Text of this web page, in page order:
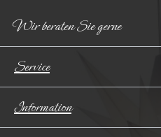
Wir beraten Sie gerne
Service
Information